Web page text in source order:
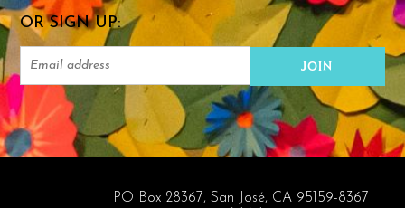
OR SIGN UP:
PO Box 28367, San José, CA 95159-8367